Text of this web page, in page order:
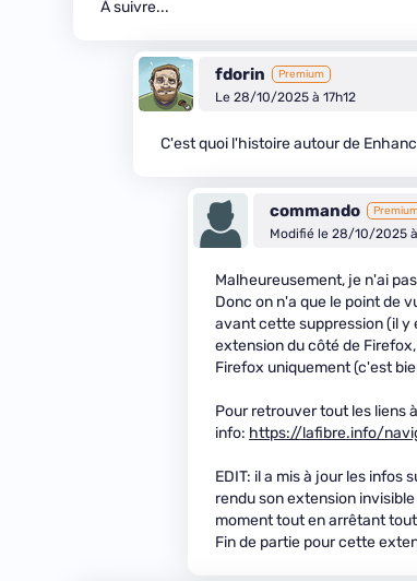
À suivre...
fdorin Premium
Le 28/10/2025 à 17h12
C'est quoi l'histoire autour de
commando
Modifié le 28/10/2025
Malheureusement, je n'ai
Donc on n'a que le point de
avant cette suppression (il y
extension du côté de
Firefox uniquement (c'est
Pour retrouver tout les liens
info: https://lafibre.info/
EDIT: il a mis à jour les infos
rendu son extension
moment tout en arrêtant
Fin de partie pour cette